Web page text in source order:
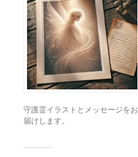
守護霊イラストとメッセージをお
届けします。